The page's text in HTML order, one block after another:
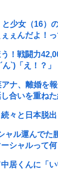
少女（16）
ぇんだよ！
！戦闘力
`)「え！？」
ナ、離婚を
合いを重ね
々と日本脱出
ャル運んでた
シャルって何
居くんに「